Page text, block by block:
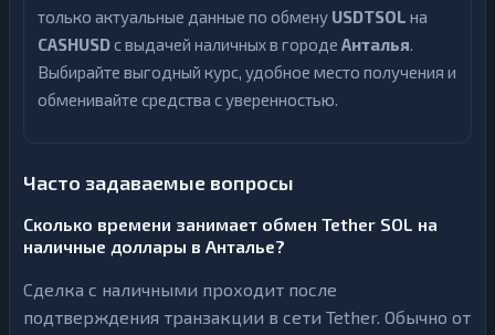
только актуальные данные по обмену USDTSOL на
CASHUSDс выдачей наличных в городе Анталья.
Выбирайте выгодный курс, удобное место получения и
обменивайте средства с уверенностью.
Часто задаваемые вопросы
Сколько времени занимает обмен Tether SOL на
наличные доллары в Анталье?
Сделка с наличными проходит после
подтверждения транзакции в сети Tether. Обычно от